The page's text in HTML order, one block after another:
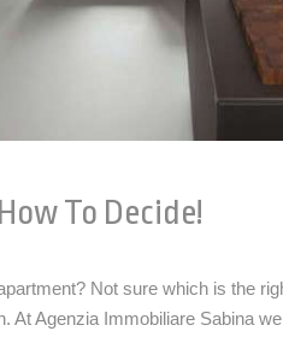
To Decide!
Not sure which is the
At Agenzia Immobiliare Sabina